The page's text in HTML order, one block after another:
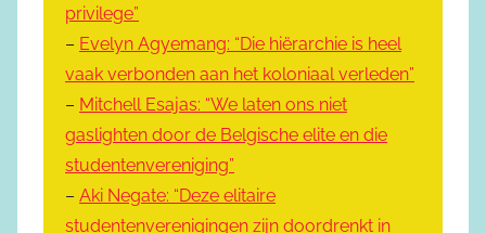
privilege”
– Evelyn Agyemang: “Die hiërarchie is heel
vaak verbonden aan het koloniaal verleden”
– Mitchell Esajas: “We laten ons niet
gaslighten door de Belgische elite en die
studentenvereniging”
– Aki Negate: “Deze elitaire
studentenverenigingen zijn doordrenkt in